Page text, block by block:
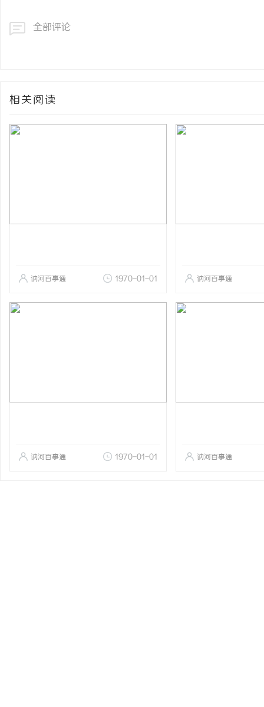
全部评论
相关阅读
讷河百事通 1970-01-01 讷河百事通
讷河百事通 1970-01-01 讷河百事通